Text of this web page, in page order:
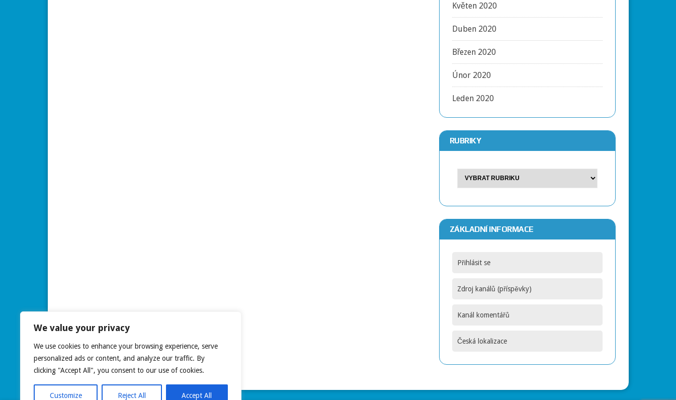
We value your privacy
We use cookies to enhance your browsing experience, serve
personalized ads or content, and analyze our traffic. By
clicking "Accept All", you consent to our use of cookies.
Customize Reject All Accept All
Květen 2020
Duben 2020
Březen 2020
Únor 2020
Leden 2020
RUBRIKY
ZÁKLADNÍ INFORMACE
Přihlásit se
Zdroj kanálů (příspěvky)
Kanál komentářů
Česká lokalizace